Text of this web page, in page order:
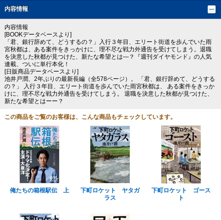
内容情報
内容情報
[BOOKデータベースより]
「君、銀行辞めて、どうするの？」入行３年目、エリート街道を歩んでいた雨
宮秋都は、ある案件をきっかけに、理不尽な戦力外通告を受けてしまう。退職
を決意した秋都が見つけた、新たな希望とは―？『週刊ダイヤモンド』の人気
連載、ついに単行本化！
[日販商品データベースより]
池井戸潤、2年ぶりの最新長編（全578ページ）。 「君、銀行辞めて、どうする
の？」 入行３年目、エリート街道を歩んでいた雨宮秋都は、 ある案件をきっか
けに、理不尽な戦力外通告を受けてしまう。 退職を決意した秋都が見つけた、
新たな希望とはーー？
この商品をご覧のお客様は、こんな商品もチェックしています。
俺たちの箱根駅伝 上
下町ロケット ヤタガ
ラス
下町ロケット ゴース
ト